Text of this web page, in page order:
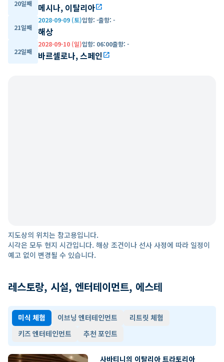
20일째 메시나, 이탈리아open_in_new
21일째
2028-09-09 (토)입항: -출항: -
해상
22일째
2028-09-10 (일)입항: 06:00출항: -
바르셀로나, 스페인open_in_new
지도상의 위치는 참고용입니다.
시각은 모두 현지 시간입니다. 해상 조건이나 선사 사정에 따라 일정이
예고 없이 변경될 수 있습니다.
레스토랑, 시설, 엔터테이먼트, 에스테
미식 체험 이브닝 엔터테인먼트
리트릿 체험
키즈 엔터테인먼트
추천 포인트
사바티니의 이탈리아 트라토리아